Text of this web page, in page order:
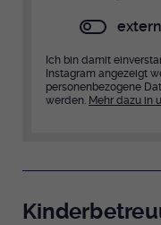
Ich bin damit
Instagram angezeigt
personenbezogene
werden. Mehr dazu in